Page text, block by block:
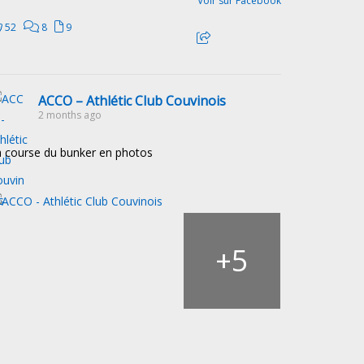
52 8 9
ACCO – Athlétic Club Couvinois
2 months ago
course du bunker en photos
+5